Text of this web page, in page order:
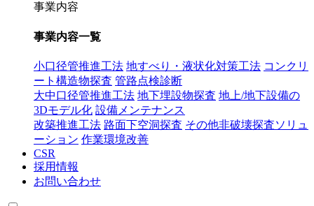
事業内容
事業内容一覧
小口径管推進工法 地すべり・液状化対策工法 コンクリ
ート構造物探査 管路点検診断
大中口径管推進工法 地下埋設物探査 地上/地下設備の
3Dモデル化 設備メンテナンス
改築推進工法 路面下空洞探査 その他非破壊探査ソリュ
ーション 作業環境改善
CSR
採用情報
お問い合わせ